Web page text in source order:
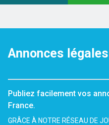
Annonces légales
Publiez facilement vos
France.
GRÂCE À NOTRE RÉSEAU DE